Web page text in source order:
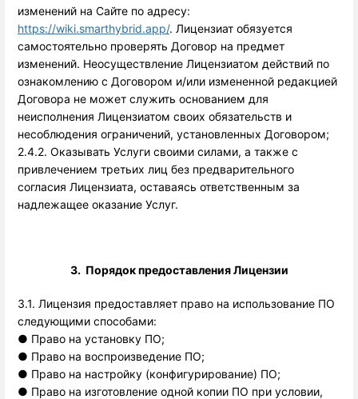
https://wiki.smarthybrid.app/. Лицензиат обязуется
самостоятельно проверять Договор на предмет
изменений. Неосуществление Лицензиатом действий по
ознакомлению с Договором и/или измененной редакцией
Договора не может служить основанием для
неисполнения Лицензиатом своих обязательств и
несоблюдения ограничений, установленных Договором;
2.4.2. Оказывать Услуги своими силами, а также с
привлечением третьих лиц без предварительного
согласия Лицензиата, оставаясь ответственным за
надлежащее оказание Услуг.
3. Порядок предоставления Лицензии
3.1. Лицензия предоставляет право на использование ПО
следующими способами:
● Право на установку ПО;
● Право на воспроизведение ПО;
● Право на настройку (конфигурирование) ПО;
● Право на изготовление одной копии ПО при условии,